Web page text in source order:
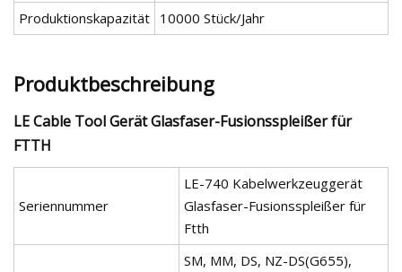
Produktionskapazität 10000 Stück/Jahr
Produktbeschreibung
LE Cable Tool Gerät Glasfaser-Fusionsspleißer für
FTTH
Seriennummer
LE-740 Kabelwerkzeuggerät
Glasfaser-Fusionsspleißer für
Ftth
SM, MM, DS, NZ-DS(G655),